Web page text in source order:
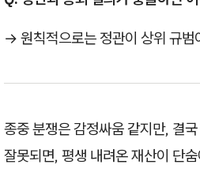
→ 원칙적으로는 정관이 상위 규범
종중 분쟁은 감정싸움 같지만, 결국
잘못되면, 평생 내려온 재산이 단